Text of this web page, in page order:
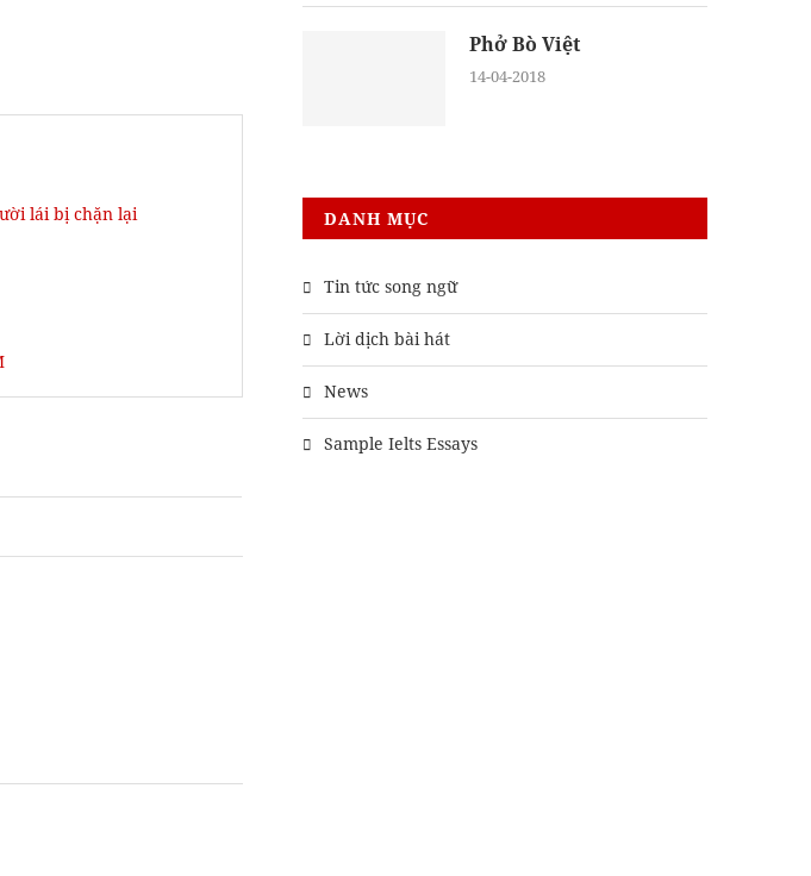
lái bị chặn lại
Phở Bò Việt
14-04-2018
DANH MỤC
Tin tức song ngữ
Lời dịch bài hát
News
Sample Ielts Essays